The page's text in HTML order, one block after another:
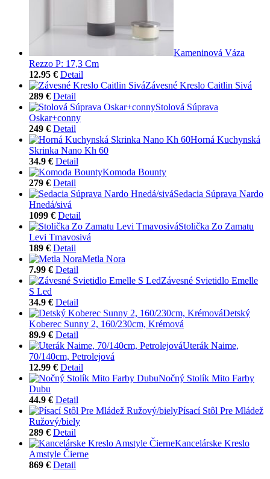
Kameninová Váza
Rezzo P: 17,3 Cm
12.95 € Detail
Závesné Kreslo Caitlin Sivá
289 € Detail
Stolová Súprava
Oskar+conny
249 € Detail
Horná Kuchynská
Skrinka Nano Kh 60
34.9 € Detail
Komoda Bounty
279 € Detail
Sedacia Súprava Nardo
Hnedá/sivá
1099 € Detail
Stolička Zo Zamatu
Levi Tmavosivá
189 € Detail
Metla Nora
7.99 € Detail
Závesné Svietidlo Emelle
S Led
34.9 € Detail
Detský
Koberec Sunny 2, 160/230cm, Krémová
89.9 € Detail
Uterák Naime,
70/140cm, Petrolejová
12.99 € Detail
Nočný Stolík Mito Farby
Dubu
44.9 € Detail
Písací Stôl Pre Mládež
Ružový/biely
289 € Detail
Kancelárske Kreslo
Amstyle Čierne
869 € Detail